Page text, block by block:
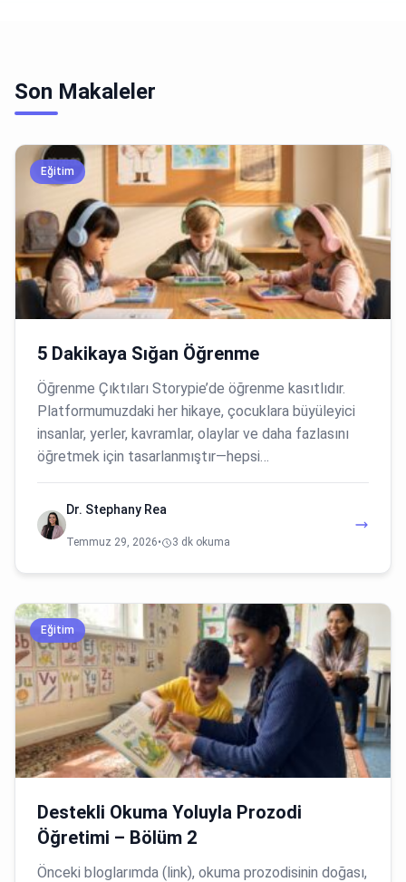
Son Makaleler
Eğitim
5 Dakikaya Sığan Öğrenme
Öğrenme Çıktıları Storypie’de öğrenme kasıtlıdır.
Platformumuzdaki her hikaye, çocuklara büyüleyici
insanlar, yerler, kavramlar, olaylar ve daha fazlasını
öğretmek için tasarlanmıştır—hepsi…
Dr. Stephany Rea
Temmuz 29, 2026• 3 dk okuma
Eğitim
Destekli Okuma Yoluyla Prozodi
Öğretimi – Bölüm 2
Önceki bloglarımda (link), okuma prozodisinin doğası,